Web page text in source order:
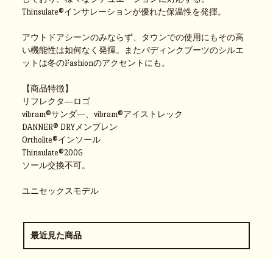
Thinsulate®インサレーションが優れた保温性を発揮。
アウトドアシーンのみならず、タウンでの使用にもその高
い機能性は如何なく発揮。またパディンクブーツのシルエ
ットは冬のFashionのアクセントにも。
【商品特徴】
リフレクタ―ロゴ
vibram®サンダ―、vibram®アイストレック
DANNER® DRYメンブレン
Ortholite®インソール
Thinsulate®200G
ソール交換不可。
ユニセックスモデル
最近見た商品